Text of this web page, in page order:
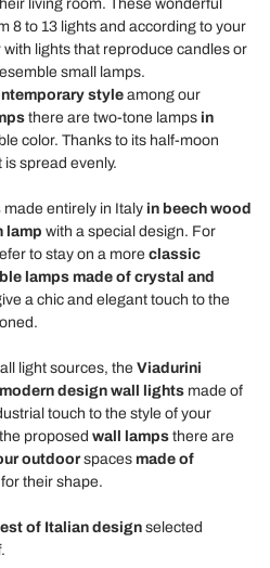
living room. These wonderful
8 to 13 lights and according to your
lights that reproduce candles or
small lamps.
style among our
there are two-tone lamps in
color. Thanks to its half-moon
spread evenly.
made entirely in Italy in beech wood
lamp with a special design. For
to stay on a more classic
lamps made of crystal and
a chic and elegant touch to the
light sources, the Viadurini
modern design wall lights made of
touch to the style of your
proposed wall lamps there are
outdoorspaces made of
their shape.
of Italian design selected